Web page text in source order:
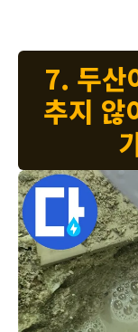
7. 두산
추지 않